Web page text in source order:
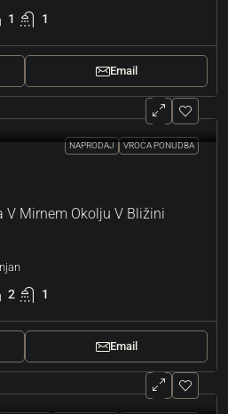
1 1
Email
NAPRODAJ VROČA PONUDBA
V Mirnem Okolju V Bližini
2 1
Email